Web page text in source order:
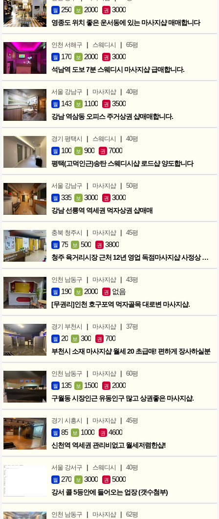
월 250 보 2000 권 3000
영종도 위치 좋은 운서동에 있는 마사지샵 매매합니다
인천 서해구 | 스웨디시 | 65평
월 170 보 2000 권 3000
석남역 도보 7분 스웨디시 마사지샵 급매합니다.
서울 강남구 | 마사지샵 | 40평
월 143 보 1100 권 3500
강남 역삼동 오피스 주거상권 샵매매합니다.
경기 평택시 | 스웨디시 | 40평
월 100 보 900 권 7000
평택(고덕인근)송탄 스웨디시샵 로드샵 양도합니다
서울 강남구 | 마사지샵 | 50평
월 335 보 3000 권 3000
강남 선릉역 역세권 먹자상권 샵매매
충북 청주시 | 마사지샵 | 45평
월 75 보 500 권 3800
청주 육거리시장 근처 12년 영업 독점마사지샵 사정상 급매합니다.
인천 남동구 | 마사지샵 | 43평
월 190 보 2000 권 없음
[무권리]인천 호구포역 먹자골목 대로변 마사지샵.
경기 부천시 | 마사지샵 | 37평
월 20 보 300 권 700
부천시 소재 마사지샵 월세 20 초급매! 편하게 장사하실분
인천 남동구 | 마사지샵 | 60평
월 135 보 1500 권 2000
구월동 시장인근 유동인구 많고 상권좋은 마사지샵.
경기 시흥시 | 마사지샵 | 45평
월 85 보 1000 권 4600
신천역 역세권 관리비없고 월세저렴한샵!
서울 강서구 | 스웨디시 | 40평
월 270 보 3000 권 5000
강서 콜 5등안에 들어오는 업장 (갯수첨부)
인천 남동구 | 마사지샵 | 62평